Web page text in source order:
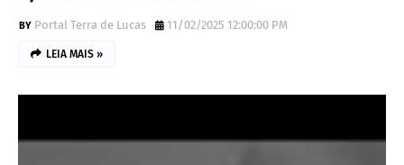
Portal Terra de Lucas 11/02/2025 12:00:00 PM
LEIA MAIS »